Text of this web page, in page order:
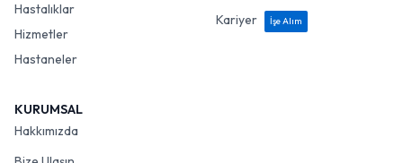
Hastalıklar
Hizmetler
Hastaneler
Kariyer
İşe Alım
KURUMSAL
Hakkımızda